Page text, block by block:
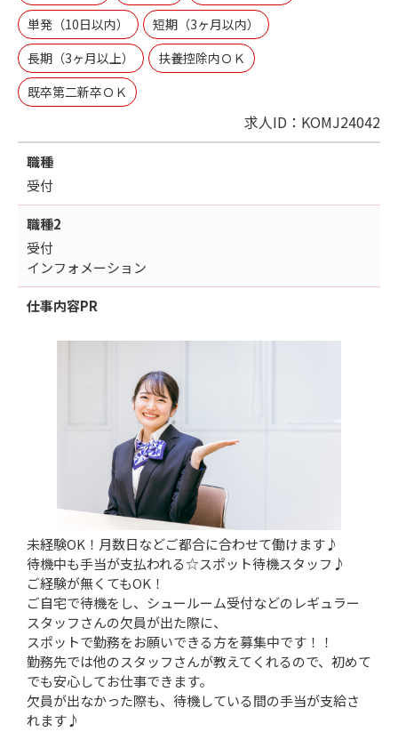
単発（10日以内）
短期（3ヶ月以内）
長期（3ヶ月以上）
扶養控除内ＯＫ
既卒第二新卒ＯＫ
求人ID：KOMJ24042
職種
受付
職種2
受付
インフォメーション
仕事内容PR
未経験OK！月数日などご都合に合わせて働けます♪
待機中も手当が支払われる☆スポット待機スタッフ♪
ご経験が無くてもOK！
ご自宅で待機をし、シュールーム受付などのレギュラー
スタッフさんの欠員が出た際に、
スポットで勤務をお願いできる方を募集中です！！
勤務先では他のスタッフさんが教えてくれるので、初めて
でも安心してお仕事できます。
欠員が出なかった際も、待機している間の手当が支給さ
れます♪